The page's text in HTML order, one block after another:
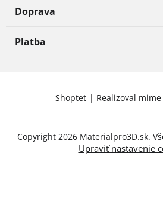
Doprava
Platba
Shoptet | Realizoval
Copyright 2026 Materialpro3D.sk.
Upraviť nastavenie